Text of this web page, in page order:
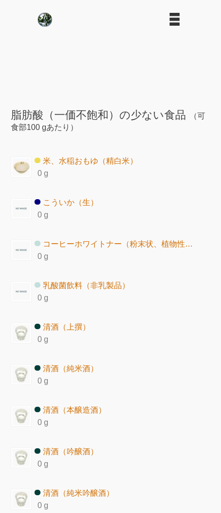
脂肪酸（一価不飽和）の少ない食品
（可
食部100 gあたり）
米、水稲おもゆ（精白米）
0 g
こういか（生）
0 g
コーヒーホワイトナー（粉末状、植物性脂肪）
0 g
乳酸菌飲料（非乳製品）
0 g
清酒（上撰）
0 g
清酒（純米酒）
0 g
清酒（本醸造酒）
0 g
清酒（吟醸酒）
0 g
清酒（純米吟醸酒）
0 g